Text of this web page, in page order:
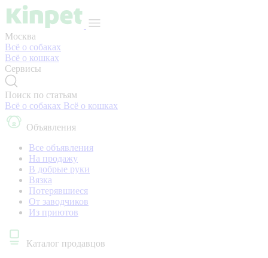
Москва
Всё о собаках
Всё о кошках
Сервисы
Поиск по статьям
Всё о собаках Всё о кошках
Объявления
Все объявления
На продажу
В добрые руки
Вязка
Потерявшиеся
От заводчиков
Из приютов
Каталог продавцов